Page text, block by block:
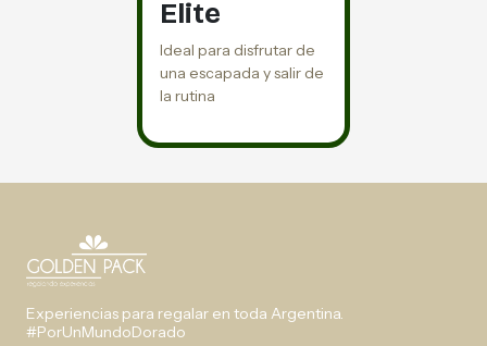
Elite
Ideal para disfrutar de
una escapada y salir de
la rutina
Experiencias para regalar en toda Argentina.
#PorUnMundoDorado